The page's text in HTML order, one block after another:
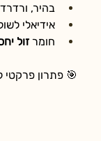
בהיר,
אידיאלי
חומר זול
🎯 פתרון פרקטי